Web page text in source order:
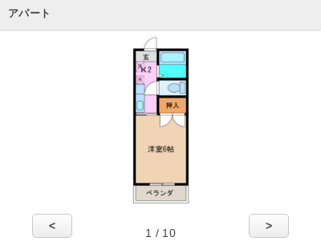
アパート
1 / 10
< >